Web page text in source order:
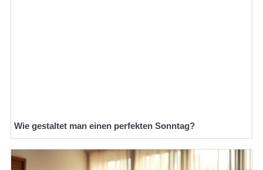
Wie gestaltet man einen perfekten Sonntag?